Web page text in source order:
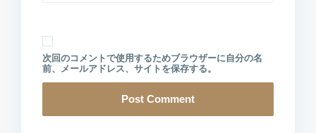
次回のコメントで使用するためブラウザーに自分の名
前、メールアドレス、サイトを保存する。